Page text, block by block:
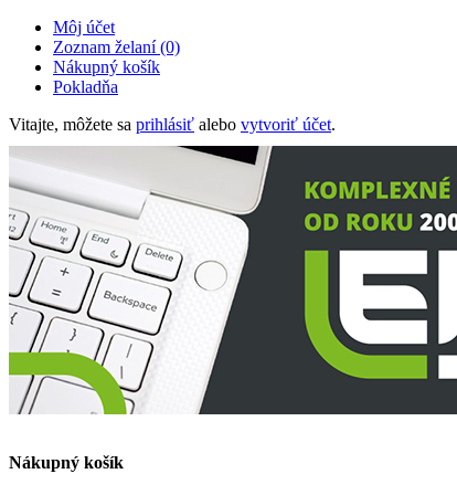
Môj účet
Zoznam želaní (0)
Nákupný košík
Pokladňa
Vitajte, môžete sa prihlásiť alebo vytvoriť účet.
Nákupný košík